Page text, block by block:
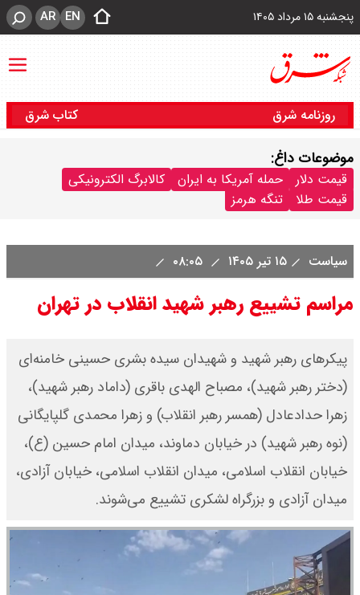
پنجشنبه ۱۵ مرداد ۱۴۰۵ EN
AR
روزنامه شرق کتاب شرق
موضوعات داغ:
قیمت دلار حمله آمریکا به ایران
کالابرگ الکترونیکی
قیمت طلا
تنگه هرمز
سیاست ۱۵ تیر ۱۴۰۵
مراسم تشییع رهبر شهید انقلاب در تهران
پیکرهای رهبر شهید و شهیدان سیده بشری حسینی خامنه‌ای
(دختر رهبر شهید)، مصباح الهدی باقری (داماد رهبر شهید)،
زهرا حدادعادل (همسر رهبر انقلاب) و زهرا محمدی گلپایگانی
(نوه رهبر شهید) در خیابان دماوند، میدان امام حسین (ع)،
خیابان انقلاب اسلامی، میدان انقلاب اسلامی، خیابان آزادی،
میدان آزادی و بزرگراه لشکری تشییع می‌شوند.